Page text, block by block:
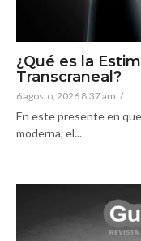
¿Qué es la
Transcraneal?
6 agosto, 2026 8:37 am /
En este presente en
moderna, el...